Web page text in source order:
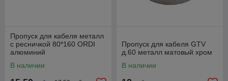
Пропуск для кабеля металл
с ресничкой 80*160 ORDI
алюминий
В наличии
Пропуск для кабеля GTV
д.60 металл матовый хром
В наличии